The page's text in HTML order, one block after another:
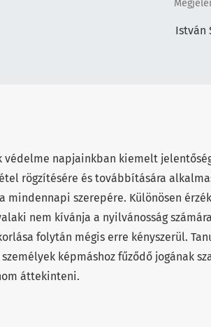
István
védelme napjainkban kiemelt
rögzítésére és továbbítására
mindennapi szerepére. Különösen
nem kívánja a nyilvánosság
folytán mégis erre kényszerül.
képmáshoz fűződő jogának
áttekinteni.